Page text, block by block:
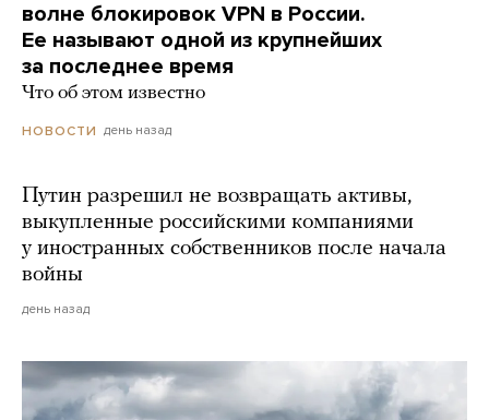
волне блокировок VPN в России.
Ее называют одной из крупнейших
за последнее время
Что об этом известно
НОВОСТИ день назад
Путин разрешил не возвращать активы,
выкупленные российскими компаниями
у иностранных собственников после начала
войны
день назад